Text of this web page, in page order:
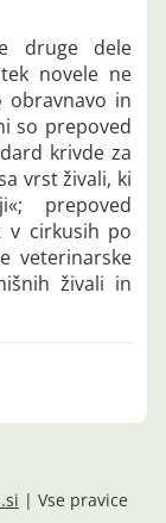
druge dele
novele ne
obravnavo in
so prepoved
krivde za
vrst živali, ki
prepoved
v cirkusih po
veterinarske
živali in
| Vse pravice